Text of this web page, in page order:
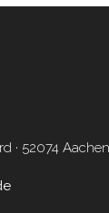
· 52074 Aachen